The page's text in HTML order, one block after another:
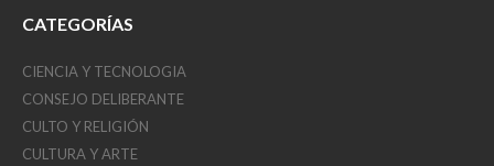
CATEGORÍAS
CIENCIA Y TECNOLOGIA
CONSEJO DELIBERANTE
CULTO Y RELIGIÓN
CULTURA Y ARTE